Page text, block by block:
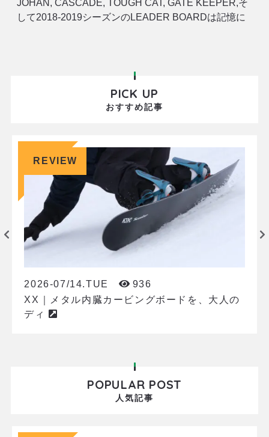
JOHAN, CASCADE, TOUGH CAT, GATE KEEPER,そ
して2018-2019シーズンのLEADER BOARDは記憶に
PICK UP
おすすめ記事
REVIEW
2026-07/14.TUE
936
XX｜メタル内臓カービングボードを、大人の
ディ
POPULAR POST
人気記事